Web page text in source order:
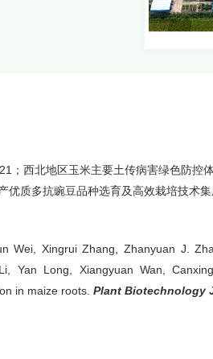
；西北地区玉米主要土传病害绿色防
质多抗豌豆品种选育及高效栽培技术
Wei, Xingrui Zhang, Zhanyuan J.
Yan Long, Xiangyuan Wan,
in maize roots. Plant Biotechnology